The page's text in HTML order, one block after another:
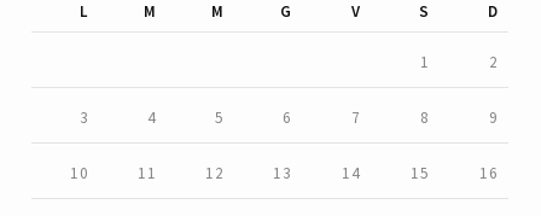
L
M M G V S D
1 2
3 4 5 6 7 8 9
10 11 12 13 14 15 16